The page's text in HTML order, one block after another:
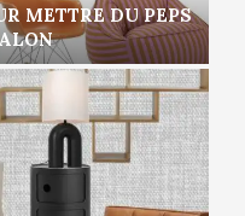
METTRE DU PEPS